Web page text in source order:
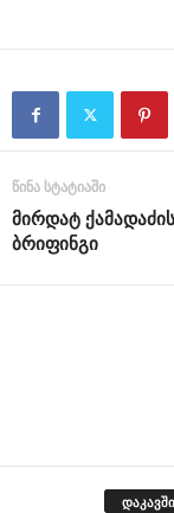
წინა სტატიაში
მირდატ ქამადაძის
ბრიფინგი